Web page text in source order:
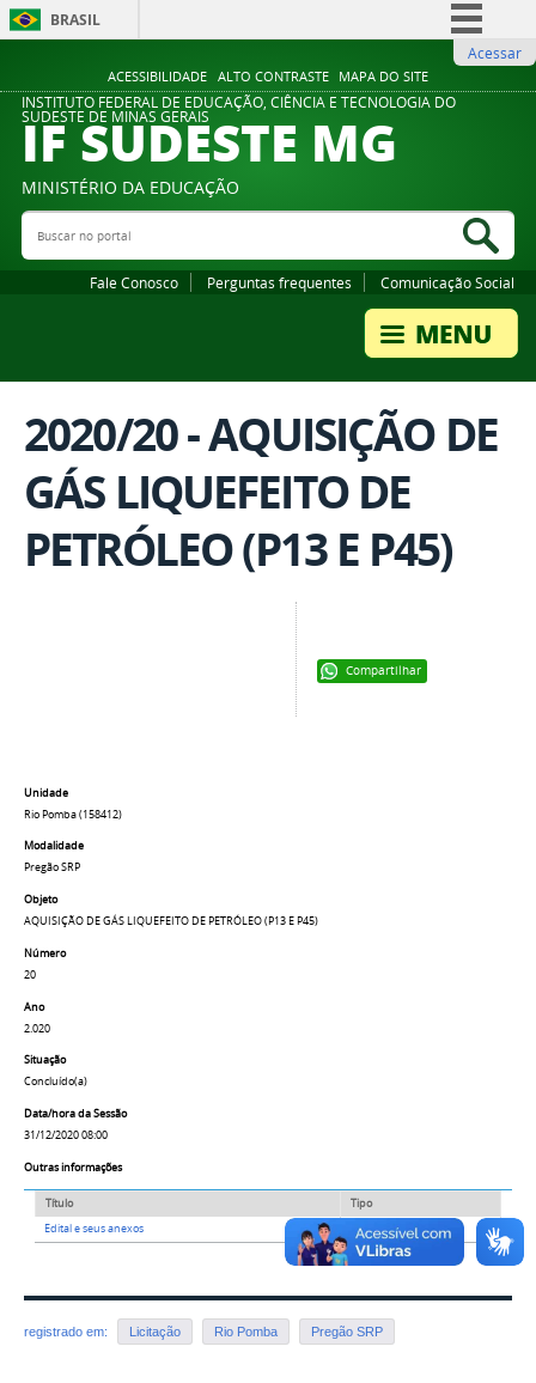
ACESSIBILIDADE ALTO CONTRASTE MAPA DO SITE
BRASIL
Comunica BR
Participe
Legislação
Acessar
INSTITUTO FEDERAL DE EDUCAÇÃO, CIÊNCIA E TECNOLOGIA DO
SUDESTE DE MINAS GERAIS
IF SUDESTE MG
MINISTÉRIO DA EDUCAÇÃO
Buscar no portal
Fale Conosco Perguntas frequentes Comunicação Social
2020/20 - AQUISIÇÃO DE
GÁS LIQUEFEITO DE
PETRÓLEO (P13 E P45)
Compartilhar
Unidade
Rio Pomba (158412)
Modalidade
Pregão SRP
Objeto
AQUISIÇÃO DE GÁS LIQUEFEITO DE PETRÓLEO (P13 E P45)
Número
20
Ano
2.020
Situação
Concluído(a)
Data/hora da Sessão
31/12/2020 08:00
Outras informações
Título
Tipo
Edital e seus anexos
Arquivo
registrado em: Licitação Rio Pomba Pregão SRP